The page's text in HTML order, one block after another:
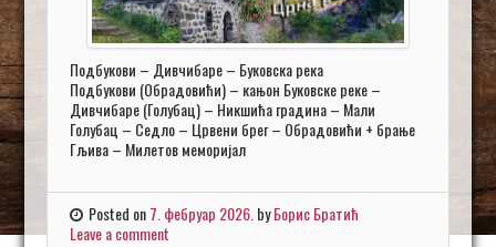
Подбукови – Дивчибаре – Буковска река
Подбукови (Обрадовићи) – кањон Буковске реке –
Дивчибаре (Голубац) – Никшића градина – Мали
Голубац – Седло – Црвени брег – Обрадовићи + брање
Гљива – Милетов меморијал
Posted on7. фебруар 2026. byБорис Братић
Leave a comment